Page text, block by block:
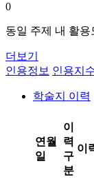
0
동일 주제 내 활용
더보기
인용정보 인용지
학술지 이력
연월
일
이
력
구
분
이